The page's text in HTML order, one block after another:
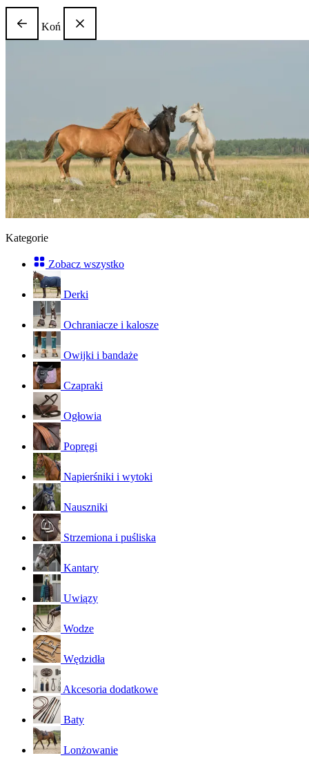
Koń
Kategorie
Zobacz wszystko
Derki
Ochraniacze i kalosze
Owijki i bandaże
Czapraki
Ogłowia
Popręgi
Napierśniki i wytoki
Nauszniki
Strzemiona i puśliska
Kantary
Uwiązy
Wodze
Wędzidła
Akcesoria dodatkowe
Baty
Lonżowanie